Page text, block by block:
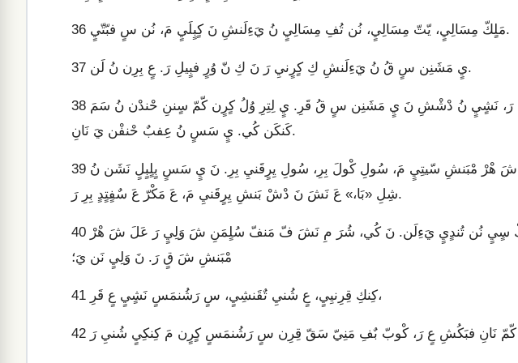
36 مَلٍكّ مِسَالِيٍ، يّتّ مِسَالِيٍ، نُن تُفِ مِسَالِيٍ نُ يَءِلَنشِ نَ كٍبٍلَيٍ مَ، نُن سٍ فبّتّيٍ.
37 يٍ مَشَنِن سٍ قُ نُ يَءِلَنشِ كِ كٍرٍنيِ رَ نَ كِ نّ وُرٍ فبٍيلِ رَ. عٍ بِرِن نُ لَن.
38
كَنكَن كُي. يٍ سَسٍ نُ عِفبٌ حْنفْن يَ نَانِ.
39
شِلِ «بَا،» عَ نَشَ نَ دْشْ بَنشِ يِرٍقَنيِ مَ، عَ مَكْرّ عَ سٌفٍتٍدٍ بِرِ رَ.
40
مْبَنشِ شَ قٍ رَ. نَ وَلِيٍ نَن يَ؛
41 كِنكِ قِرِنيِيٍ، عٍ شُنيِ تٌقَنشِيٍ، سٍ رَشُنمَسٍ نَشٍيٍ عٍ قَرِ،
42